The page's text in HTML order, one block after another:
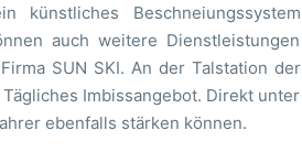
Beschneiungssystem
auch weitere Dienstleistungen
SUN SKI. An der Talstation der
Imbissangebot. Direkt unter
ebenfalls stärken können.